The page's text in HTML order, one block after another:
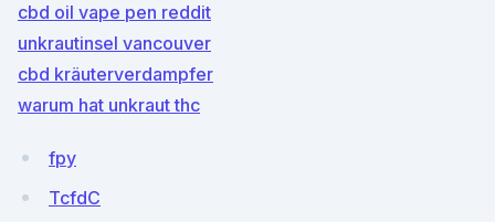
cbd oil vape pen reddit
unkrautinsel vancouver
cbd kräuterverdampfer
warum hat unkraut thc
fpy
TcfdC